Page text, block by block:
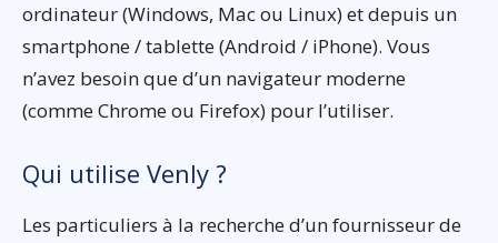
ordinateur (Windows, Mac ou Linux) et depuis un
smartphone / tablette (Android / iPhone). Vous
n’avez besoin que d’un navigateur moderne
(comme Chrome ou Firefox) pour l’utiliser.
Qui utilise Venly ?
Les particuliers à la recherche d’un fournisseur de